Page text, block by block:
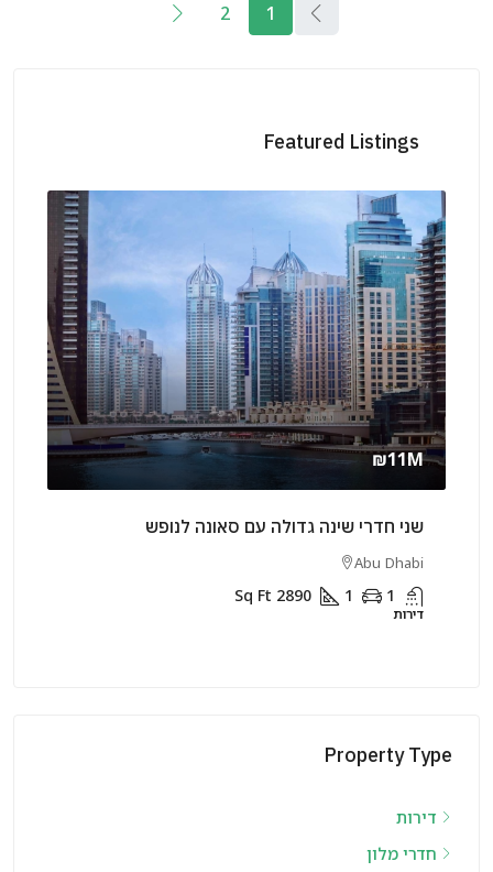
1
2
Featured Listings
סאונה לנופש
₪210K /Yearly
שני חדרי שינה עם גינה להשכרה
Property Type
דירות
חדרי מלון